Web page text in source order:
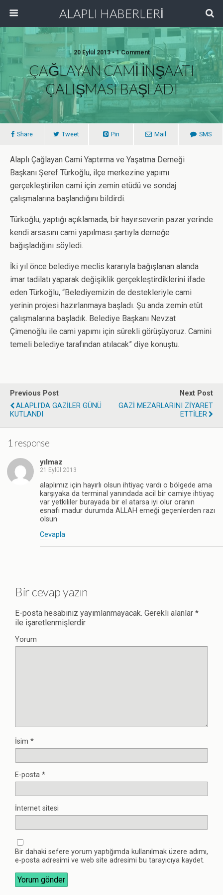
ALAPLI HABERLERİ
20 Eylül 2013 • 1 Comment
ÇAĞLAYAN CAMİ İNŞAATI
ÇALIŞMASI BAŞLADI
Share Tweet Pin Mail SMS
Alaplı Çağlayan Cami Yaptırma ve Yaşatma Derneği
Başkanı Şeref Türkoğlu, ilçe merkezine yapımı
gerçekleştirilen cami için zemin etüdü ve sondaj
çalışmalarına başlandığını bildirdi.
Türkoğlu, yaptığı açıklamada, bir hayırseverin pazar yerinde
kendi arsasını cami yapılması şartıyla derneğe
bağışladığını söyledi.
İki yıl önce belediye meclis kararıyla bağışlanan alanda
imar tadilatı yaparak değişiklik gerçekleştirdiklerini ifade
eden Türkoğlu, “Belediyemizin de destekleriyle cami
yerinin projesi hazırlanmaya başladı. Şu anda zemin etüt
çalışmalarına başladık. Belediye Başkanı Nevzat
Çimenoğlu ile cami yapımı için sürekli görüşüyoruz. Camini
temeli belediye tarafından atılacak” diye konuştu.
Previous Post
ALAPLI'DA GAZİLER GÜNÜ
KUTLANDI
Next Post
GAZİ MEZARLARINI ZİYARET
ETTİLER
1 response
yılmaz
21 Eylül 2013
alaplımız için hayırlı olsun ihtiyaç vardı o bölgede ama
karşıyaka da terminal yanındada acil bir camiye ihtiyaç
var yetkililer burayada bir el atarsa iyi olur oranın
esnafı madur durumda ALLAH emeği geçenlerden razı
olsun
Cevapla
Bir cevap yazın
E-posta hesabınız yayımlanmayacak. Gerekli alanlar *
ile işaretlenmişlerdir
Yorum
İsim *
E-posta *
İnternet sitesi
Bir dahaki sefere yorum yaptığımda kullanılmak üzere adımı,
e-posta adresimi ve web site adresimi bu tarayıcıya kaydet.